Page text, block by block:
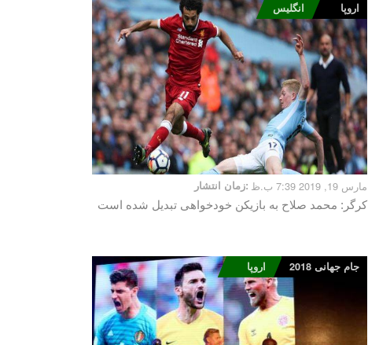
اروپا انگلیس
زمان انتشار: مارس 19, 2019 7:39 ب.ظ
کرگر: محمد صلاح به بازیکن خودخواهی تبدیل شده است
جام جهانی 2018 اروپا